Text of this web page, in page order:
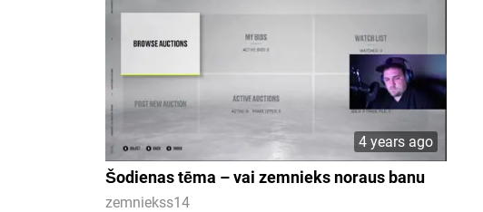
4 years ago
Šodienas tēma – vai zemnieks noraus banu
zemniekss14